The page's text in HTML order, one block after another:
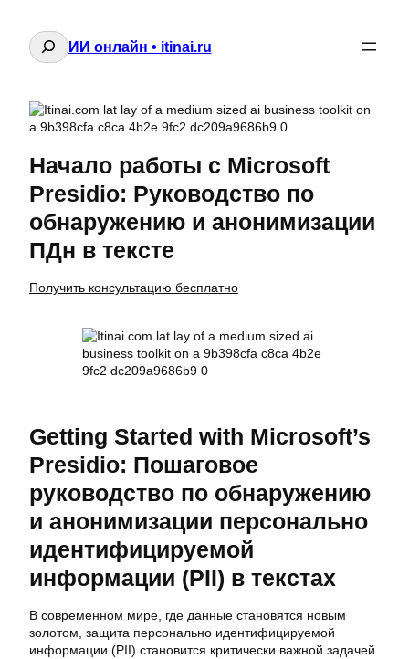
Поиск
ИИ онлайн • itinai.ru
Начало работы с Microsoft
Presidio: Руководство по
обнаружению и анонимизации
ПДн в тексте
Получить консультацию бесплатно
Getting Started with Microsoft’s
Presidio: Пошаговое
руководство по обнаружению
и анонимизации персонально
идентифицируемой
информации (PII) в текстах
В современном мире, где данные становятся новым
золотом, защита персонально идентифицируемой
информации (PII) становится критически важной задачей